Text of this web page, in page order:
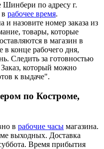
Шинбери по адресу г.
рабочее время.
и назовите номер заказа из
товары, которые
в магазин в
в конце рабочего дня,
Следить за готовностью
который можно
к выдаче".
по Костроме,
в рабочие часы магазина.
выходных. Доставка
Время прибытия